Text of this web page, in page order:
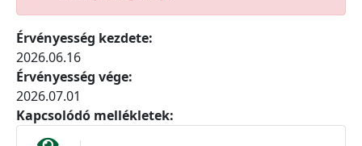
Érvényesség kezdete:
2026.06.16
Érvényesség vége:
2026.07.01
Kapcsolódó mellékletek: